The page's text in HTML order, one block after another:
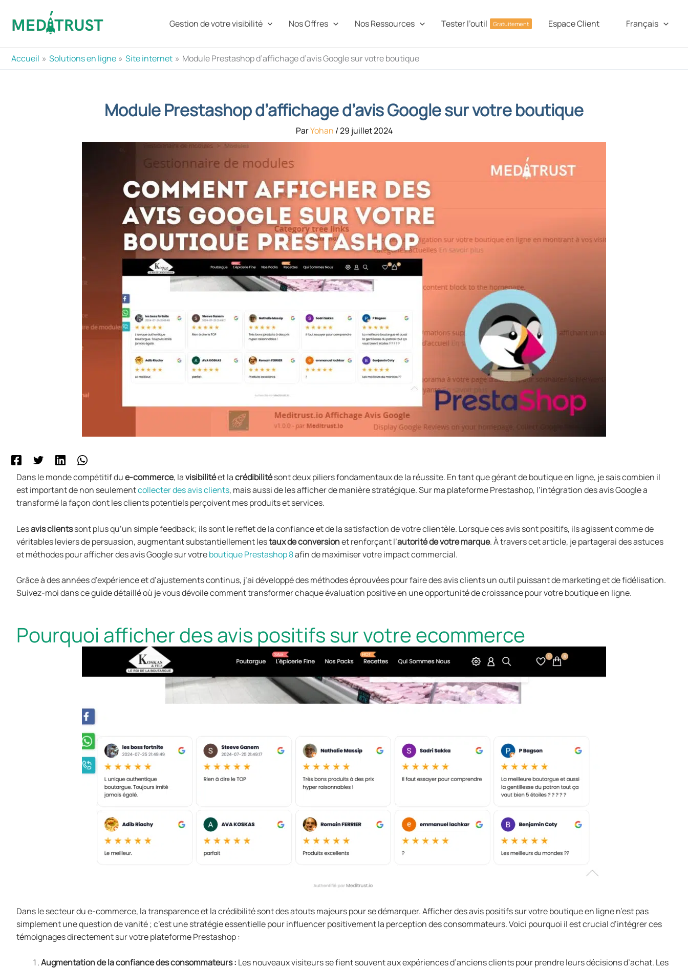
contenu
Gestion de votre visibilité Nos Offres Nos Ressources Tester l’outil Gratuitement Espace Client Français
Accueil Solutions en ligne Site internet Module Prestashop d’affichage d’avis Google sur votre boutique
Module Prestashop d’affichage d’avis Google sur votre boutique
ParYohan /29 juillet 2024
Dans le monde compétitif due-commerce, lavisibilitéet lacrédibilitésont deux piliers fondamentaux de la réussite. En tant que gérant de boutique en ligne, je sais combien il
est important de non seulementcollecter des avis clients, mais aussi de les afficher de manière stratégique. Sur ma plateforme Prestashop, l’intégration des avis Google a
transformé la façon dont les clients potentiels perçoivent mes produits et services.
Lesavis clientssont plus qu’un simple feedback; ils sont le reflet de la confiance et de la satisfaction de votre clientèle. Lorsque ces avis sont positifs, ils agissent comme de
véritables leviers de persuasion, augmentant substantiellement lestaux de conversionet renforçant l’autorité de votre marque. À travers cet article, je partagerai des astuces
et méthodes pour afficher des avis Google sur votreboutique Prestashop 8afin de maximiser votre impact commercial.
Grâce à des années d’expérience et d’ajustements continus, j’ai développé des méthodes éprouvées pour faire des avis clients un outil puissant de marketing et de fidélisation.
Suivez-moi dans ce guide détaillé où je vous dévoile comment transformer chaque évaluation positive en une opportunité de croissance pour votre boutique en ligne.
Pourquoi afficher des avis positifs sur votre ecommerce
Dans le secteur du e-commerce, la transparence et la crédibilité sont des atouts majeurs pour se démarquer. Afficher des avis positifs sur votre boutique en ligne n’est pas
simplement une question de vanité ; c’est une stratégie essentielle pour influencer positivement la perception des consommateurs. Voici pourquoi il est crucial d’intégrer ces
témoignages directement sur votre plateforme Prestashop :
Augmentation de la confiance des consommateurs : Les nouveaux visiteurs se fient souvent aux expériences d’anciens clients pour prendre leurs décisions d’achat. Les